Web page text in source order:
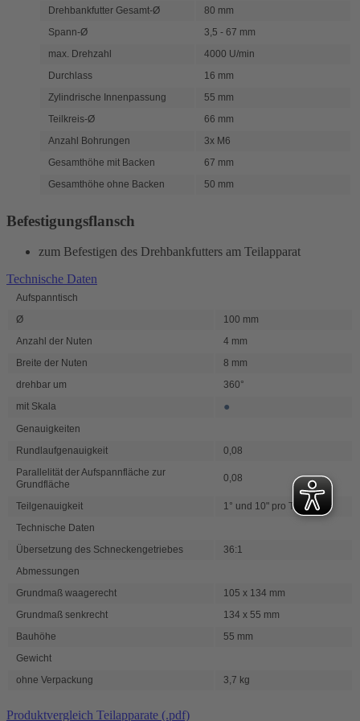
Drehbankfutter Gesamt-Ø
80 mm
Spann-Ø
3,5 - 67 mm
max. Drehzahl
4000 U/min
Durchlass
16 mm
Zylindrische Innenpassung
55 mm
Teilkreis-Ø
66 mm
Anzahl Bohrungen
3x M6
Gesamthöhe mit Backen
67 mm
Gesamthöhe ohne Backen
50 mm
Befestigungsflansch
zum Befestigen des Drehbankfutters am Teilapparat
Technische Daten
Aufspanntisch
Ø
100 mm
Anzahl der Nuten
4 mm
Breite der Nuten
8 mm
drehbar um
360°
mit Skala
●
Genauigkeiten
Rundlaufgenauigkeit
0,08
Parallelität der Aufspannfläche zur
Grundfläche
0,08
Teilgenauigkeit
1° und 10" pro Teilstrich
Technische Daten
Übersetzung des Schneckengetriebes
36:1
Abmessungen
Grundmaß waagerecht
105 x 134 mm
Grundmaß senkrecht
134 x 55 mm
Bauhöhe
55 mm
Gewicht
ohne Verpackung
3,7 kg
Produktvergleich Teilapparate (.pdf)